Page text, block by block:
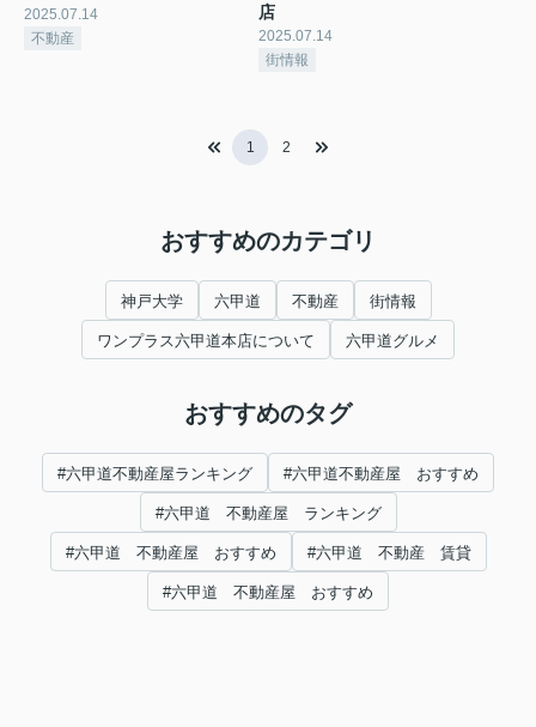
2025.07.14
不動産
店
2025.07.14
街情報
1 2
おすすめのカテゴリ
神戸大学 六甲道 不動産 街情報
ワンプラス六甲道本店について 六甲道グルメ
おすすめのタグ
#六甲道不動産屋ランキング #六甲道不動産屋 おすすめ
#六甲道 不動産屋 ランキング
#六甲道 不動産屋 おすすめ #六甲道 不動産 賃貸
#六甲道 不動産屋 おすすめ